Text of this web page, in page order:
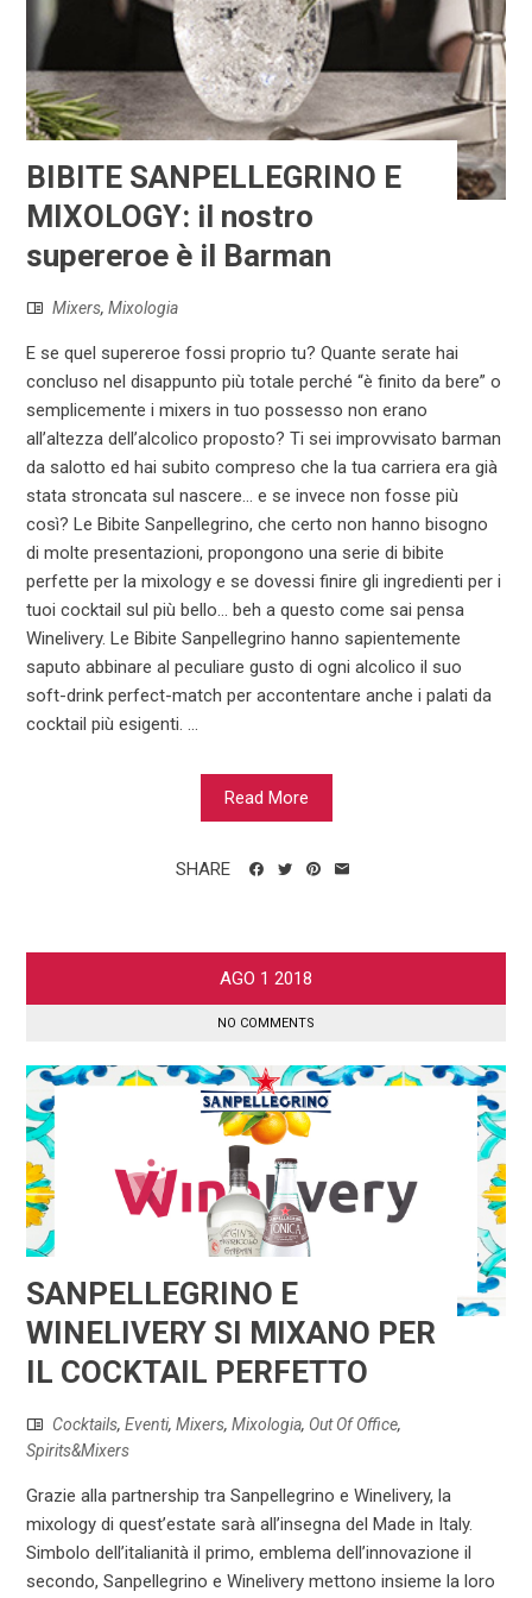
BIBITE SANPELLEGRINO E
MIXOLOGY: il nostro
supereroe è il Barman
Mixers,Mixologia
E se quel supereroe fossi proprio tu? Quante serate hai
concluso nel disappunto più totale perché “è finito da bere” o
semplicemente i mixers in tuo possesso non erano
all’altezza dell’alcolico proposto? Ti sei improvvisato barman
da salotto ed hai subito compreso che la tua carriera era già
stata stroncata sul nascere… e se invece non fosse più
così? Le Bibite Sanpellegrino, che certo non hanno bisogno
di molte presentazioni, propongono una serie di bibite
perfette per la mixology e se dovessi finire gli ingredienti per i
tuoi cocktail sul più bello… beh a questo come sai pensa
Winelivery. Le Bibite Sanpellegrino hanno sapientemente
saputo abbinare al peculiare gusto di ogni alcolico il suo
soft-drink perfect-match per accontentare anche i palati da
cocktail più esigenti. ...
Read More
SHARE
AGO 1 2018
NO COMMENTS
SANPELLEGRINO E
WINELIVERY SI MIXANO PER
IL COCKTAIL PERFETTO
Cocktails,Eventi,Mixers,Mixologia, Out Of Office,
Spirits&Mixers
Grazie alla partnership tra Sanpellegrino e Winelivery, la
mixology di quest’estate sarà all’insegna del Made in Italy.
Simbolo dell’italianità il primo, emblema dell’innovazione il
secondo, Sanpellegrino e Winelivery mettono insieme la loro